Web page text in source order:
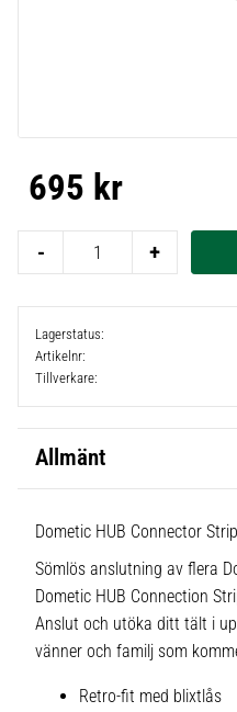
695 kr
+
-
Lagerstatus
Artikelnr
Tillverkare
Allmänt
Dometic HUB Connector Strip
Sömlös anslutning av flera
Dometic HUB Connection
Anslut och utöka ditt tält i
vänner och familj som
Retro-fit med blixtlås